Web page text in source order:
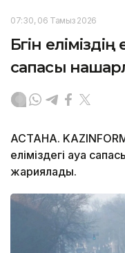
07:30, 06 Тамыз 2026
Бүгін
сапасы
АСТАНА.
еліміздегі ауа
жариялады.